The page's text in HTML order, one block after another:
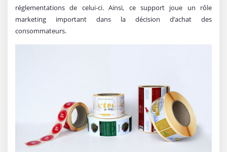
réglementations de celui-ci. Ainsi, ce support joue un rôle
marketing important dans la décision d’achat des
consommateurs.